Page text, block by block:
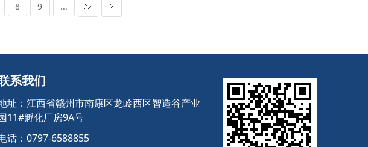
8 9 ...
系我们
址：江西省赣州市南康区龙岭西区智造谷产业
11#孵化厂房9A号
话：0797-6588855